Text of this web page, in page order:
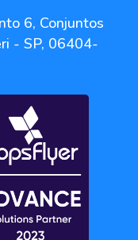
6, Conjuntos
- SP, 06404-